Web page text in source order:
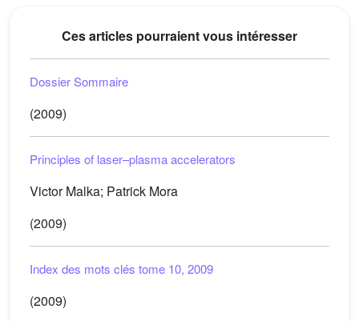
Ces articles pourraient vous intéresser
Dossier Sommaire
(2009)
Principles of laser–plasma accelerators
Victor Malka; Patrick Mora
(2009)
Index des mots clés tome 10, 2009
(2009)